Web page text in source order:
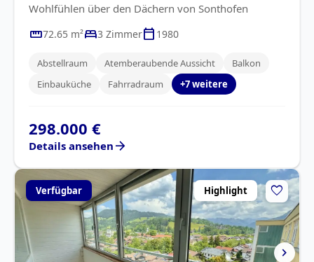
Wohlfühlen über den Dächern von Sonthofen
straighten72.65 m²bed3 Zimmercalendar_today 1980
Abstellraum Atemberaubende Aussicht
Balkon
Einbauküche
Fahrradraum +7 weitere
298.000 €
Details ansehen arrow_forward
chevron_right
Verfügbar favorite
Highlight